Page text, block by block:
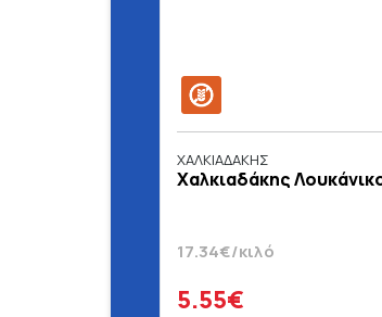
ΧΑΛΚΙΑΔΑΚΗΣ
Χαλκιαδάκης
17.34€/κιλό
5.55€